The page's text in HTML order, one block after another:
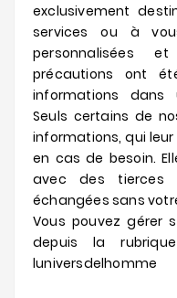
exclusivement
services ou à
personnalisées
précautions ont
informations dans
Seuls certains de
informations, qui
en cas de besoin.
avec des tierces
échangées sans
Vous pouvez gérer
depuis la
luniversdelhomme